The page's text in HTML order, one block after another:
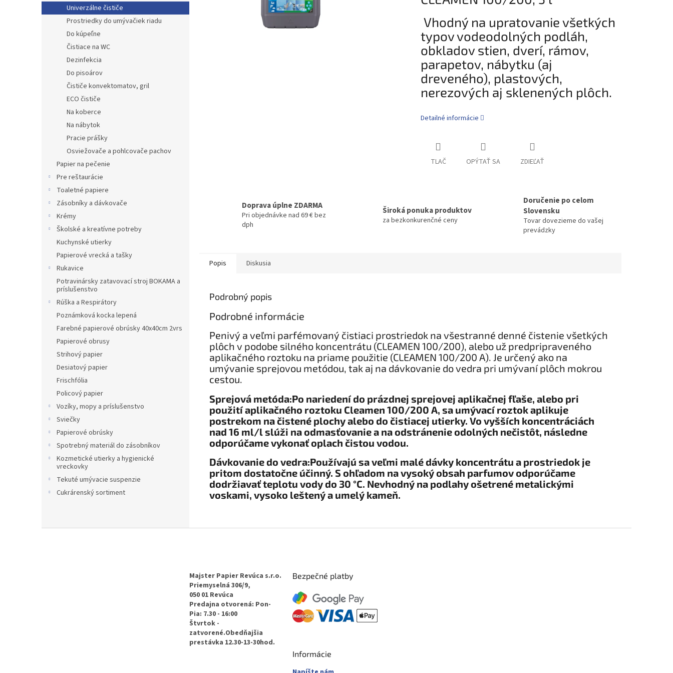
Univerzálne čističe
Prostriedky do umývačiek riadu
Do kúpeľne
Čistiace na WC
Dezinfekcia
Do pisoárov
Čističe konvektomatov, gril
ECO čističe
Na koberce
Na nábytok
Pracie prášky
Osviežovače a pohlcovače pachov
Papier na pečenie
Pre reštaurácie
Toaletné papiere
Zásobníky a dávkovače
Krémy
Školské a kreatívne potreby
Kuchynské utierky
Papierové vrecká a tašky
Rukavice
Potravinársky zatavovací stroj BOKAMA a
príslušenstvo
Rúška a Respirátory
Poznámková kocka lepená
Farebné papierové obrúsky 40x40cm 2vrs
Papierové obrusy
Strihový papier
Desiatový papier
Frischfólia
Policový papier
Vozíky, mopy a príslušenstvo
Sviečky
Papierové obrúsky
Spotrebný materiál do zásobníkov
Kozmetické utierky a hygienické
vreckovky
Tekuté umývacie suspenzie
Cukrárenský sortiment
Vhodný na upratovanie všetkých
typov vodeodolných podláh,
obkladov stien, dverí, rámov,
parapetov, nábytku (aj
dreveného), plastových,
nerezových aj sklenených plôch.
Detailné informácie
TLAČ OPÝTAŤ SA ZDIEĽAŤ
Doprava úplne ZDARMA
Pri objednávke nad 69 € bez
dph
Široká ponuka produktov
za bezkonkurenčné ceny
Doručenie po celom
Slovensku
Tovar dovezieme do vašej
prevádzky
Popis Diskusia
Podrobný popis
Podrobné informácie
Penivý a veľmi parfémovaný čistiaci prostriedok na všestranné denné čistenie všetkých
plôch v podobe silného koncentrátu (CLEAMEN 100/200), alebo už predpripraveného
aplikačného roztoku na priame použitie (CLEAMEN 100/200 A). Je určený ako na
umývanie sprejovou metódou, tak aj na dávkovanie do vedra pri umývaní plôch mokrou
cestou.
Sprejová metóda:Po nariedení do prázdnej sprejovej aplikačnej fľaše, alebo pri
použití aplikačného roztoku Cleamen 100/200 A, sa umývací roztok aplikuje
postrekom na čistené plochy alebo do čistiacej utierky. Vo vyšších koncentráciách
nad 16 ml/l slúži na odmasťovanie a na odstránenie odolných nečistôt, následne
odporúčame vykonať oplach čistou vodou.
Dávkovanie do vedra:Používajú sa veľmi malé dávky koncentrátu a prostriedok je
pritom dostatočne účinný. S ohľadom na vysoký obsah parfumov odporúčame
dodržiavať teplotu vody do 30 °C. Nevhodný na podlahy ošetrené metalickými
voskami, vysoko leštený a umelý kameň.
Majster Papier Revúca s.r.o.
Priemyselná 306/9,
050 01 Revúca
Predajna otvorená: Pon-
Pia: 7.30 - 16:00
Štvrtok -
zatvorené.Obedňajšia
prestávka 12.30-13-30hod.
Bezpečné platby
Informácie